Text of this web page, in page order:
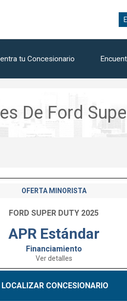
tu Concesionario
De Ford
OFERTA MINORISTA
FORD SUPER DUTY 2025
APR Estándar
Financiamiento
Ver detalles
LOCALIZAR CONCESIONARIO